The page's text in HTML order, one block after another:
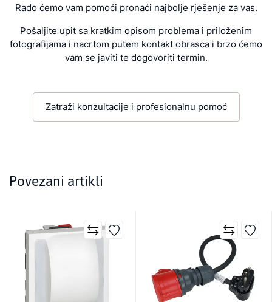
Rado ćemo vam pomoći pronaći najbolje rješenje za vas.
Pošaljite upit sa kratkim opisom problema i priloženim
fotografijama i nacrtom putem kontakt obrasca i brzo ćemo
vam se javiti te dogovoriti termin.
Zatraži konzultacije i profesionalnu pomoć
Povezani artikli